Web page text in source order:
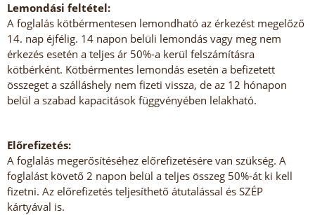
Lemondási feltétel:
A foglalás kötbérmentesen lemondható az érkezést megelőző
14. nap éjfélig. 14 napon belüli lemondás vagy meg nem
érkezés esetén a teljes ár 50%-a kerül felszámításra
kötbérként. Kötbérmentes lemondás esetén a befizetett
összeget a szálláshely nem fizeti vissza, de az 12 hónapon
belül a szabad kapacitások függvényében lelakható.
Előrefizetés:
A foglalás megerősítéséhez előrefizetésére van szükség. A
foglalást követő 2 napon belül a teljes összeg 50%-át ki kell
fizetni. Az előrefizetés teljesíthető átutalással és SZÉP
kártyával is.